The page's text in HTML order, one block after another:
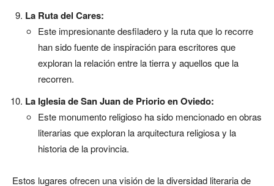
La Ruta del Cares:
Este impresionante desfiladero y la ruta que lo recorre
han sido fuente de inspiración para escritores que
exploran la relación entre la tierra y aquellos que la
recorren.
La Iglesia de San Juan de Priorio en Oviedo:
Este monumento religioso ha sido mencionado en obras
literarias que exploran la arquitectura religiosa y la
historia de la provincia.
Estos lugares ofrecen una visión de la diversidad literaria de